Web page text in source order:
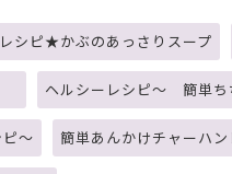
シピ★かぶのあっさりスープ
ヘルシーレシピ～ 簡単
～ 簡単あんかけチャーハ